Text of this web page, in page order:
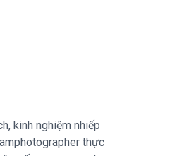
kinh nghiệm nhiếp
thực